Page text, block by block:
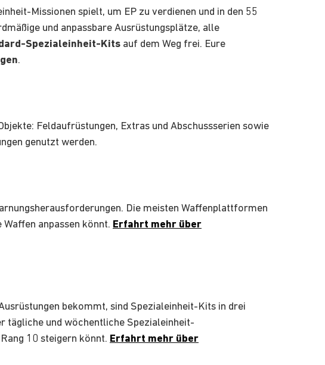
Missionen spielt, um EP zu verdienen und in den 55
und anpassbare Ausrüstungsplätze, alle
Spezialeinheit-Kits auf dem Weg frei. Eure
.
Feldaufrüstungen, Extras und Abschussserien sowie
genutzt werden.
Die meisten Waffenplattformen
anpassen könnt. Erfahrt mehr über
bekommt, sind Spezialeinheit-Kits in drei
tägliche und wöchentliche Spezialeinheit-
10 steigern könnt. Erfahrt mehr über